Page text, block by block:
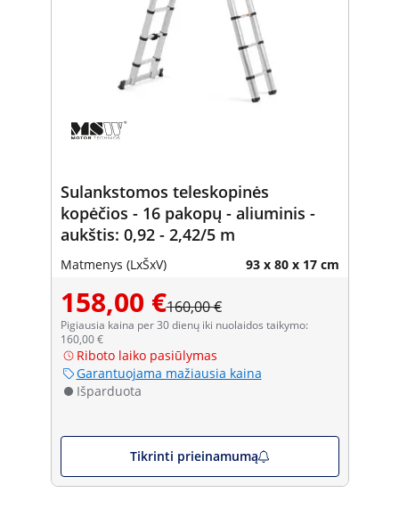
Sulankstomos teleskopinės
kopėčios - 16 pakopų - aliuminis -
aukštis: 0,92 - 2,42/5 m
Matmenys (LxŠxV) 93 x 80 x 17 cm
158,00 €160,00 €
Pigiausia kaina per 30 dienų iki nuolaidos taikymo:
160,00 €
Riboto laiko pasiūlymas
Garantuojama mažiausia kaina
Išparduota
Tikrinti prieinamumą